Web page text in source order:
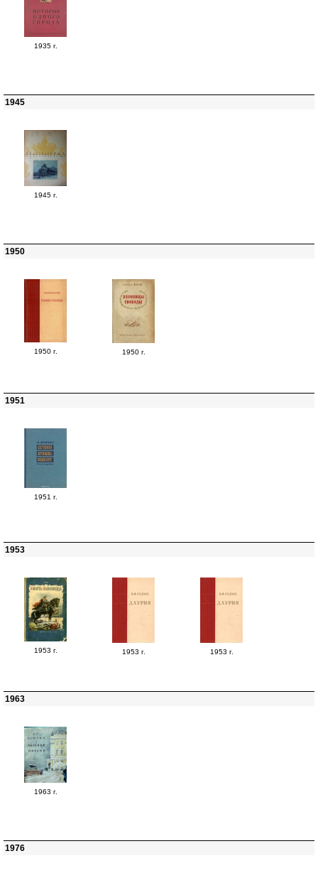
1935 г.
1945
1945 г.
1950
1950 г. 1950 г.
1951
1951 г.
1953
1953 г. 1953 г. 1953 г.
1963
1963 г.
1976